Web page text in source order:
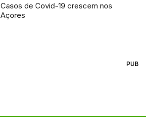
Casos de Covid-19 crescem nos
Açores
PUB